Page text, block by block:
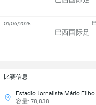
比赛信息
Estadio Jornalista Mário Filho
容量: 78,838
巴西国际足
01/06/2025